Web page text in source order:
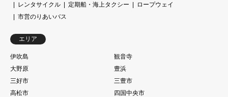
レンタサイクル
定期船・海上タクシー
ロープウェイ
市営のりあいバス
エリア
伊吹島
観音寺
大野原
豊浜
三好市
三豊市
高松市
四国中央市